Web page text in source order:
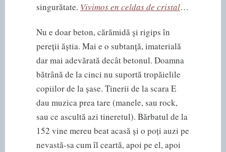
singurătate. Vivimos en celdas de cristal…
Nu e doar beton, cărămidă și rigips în
pereții ăștia. Mai e o subtanță, imaterială
dar mai adevărată decât betonul. Doamna
bătrână de la cinci nu suportă tropăielile
copiilor de la șase. Tinerii de la scara E
dau muzica prea tare (manele, sau rock,
sau ce ascultă azi tineretul). Bărbatul de la
152 vine mereu beat acasă și o poți auzi pe
nevastă-sa cum îl ceartă, apoi pe el, apoi